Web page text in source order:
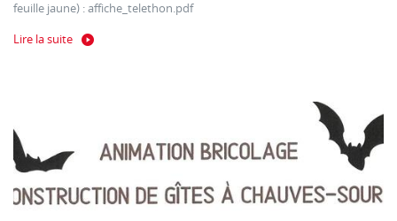
feuille jaune) : affiche_telethon.pdf
Lire la suite